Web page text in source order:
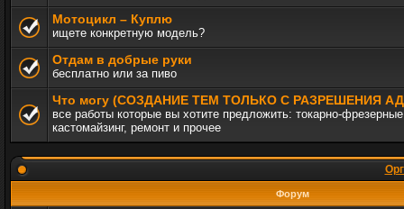
Мотоцикл – Куплю
ищете конкретную модель?
Отдам в добрые руки
бесплатно или за пиво
Что могу (СОЗДАНИЕ ТЕМ ТОЛЬКО С РАЗРЕШЕНИЯ
все работы которые вы хотите предложить: токарно-
кастомайзинг, ремонт и прочее
Форум